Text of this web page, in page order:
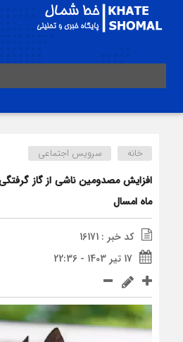
خانه سرویس اجتماعی
ماه امسال
کد خبر : 16171
17 تیر 1403 - 22:36